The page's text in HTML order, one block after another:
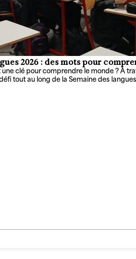
2026 : des mots pour
une clé pour comprendre le monde ? À
tout au long de la Semaine des